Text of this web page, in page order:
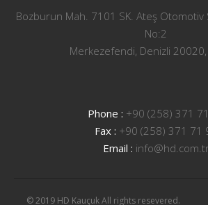
Bozburun Mah. 7101 SK. Ateş Otomotiv
No:2
Merkezefendi, Denizli 20020,
Phone : +90 (258) 371
Fax : +90 (258) 371 71
Email :
© 2019 HD Kauçuk All rights resevered.